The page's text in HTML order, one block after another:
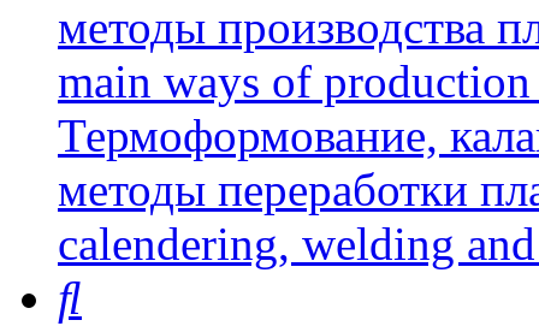
методы производства
main ways of
Термоформование,
методы переработки
calendering, welding